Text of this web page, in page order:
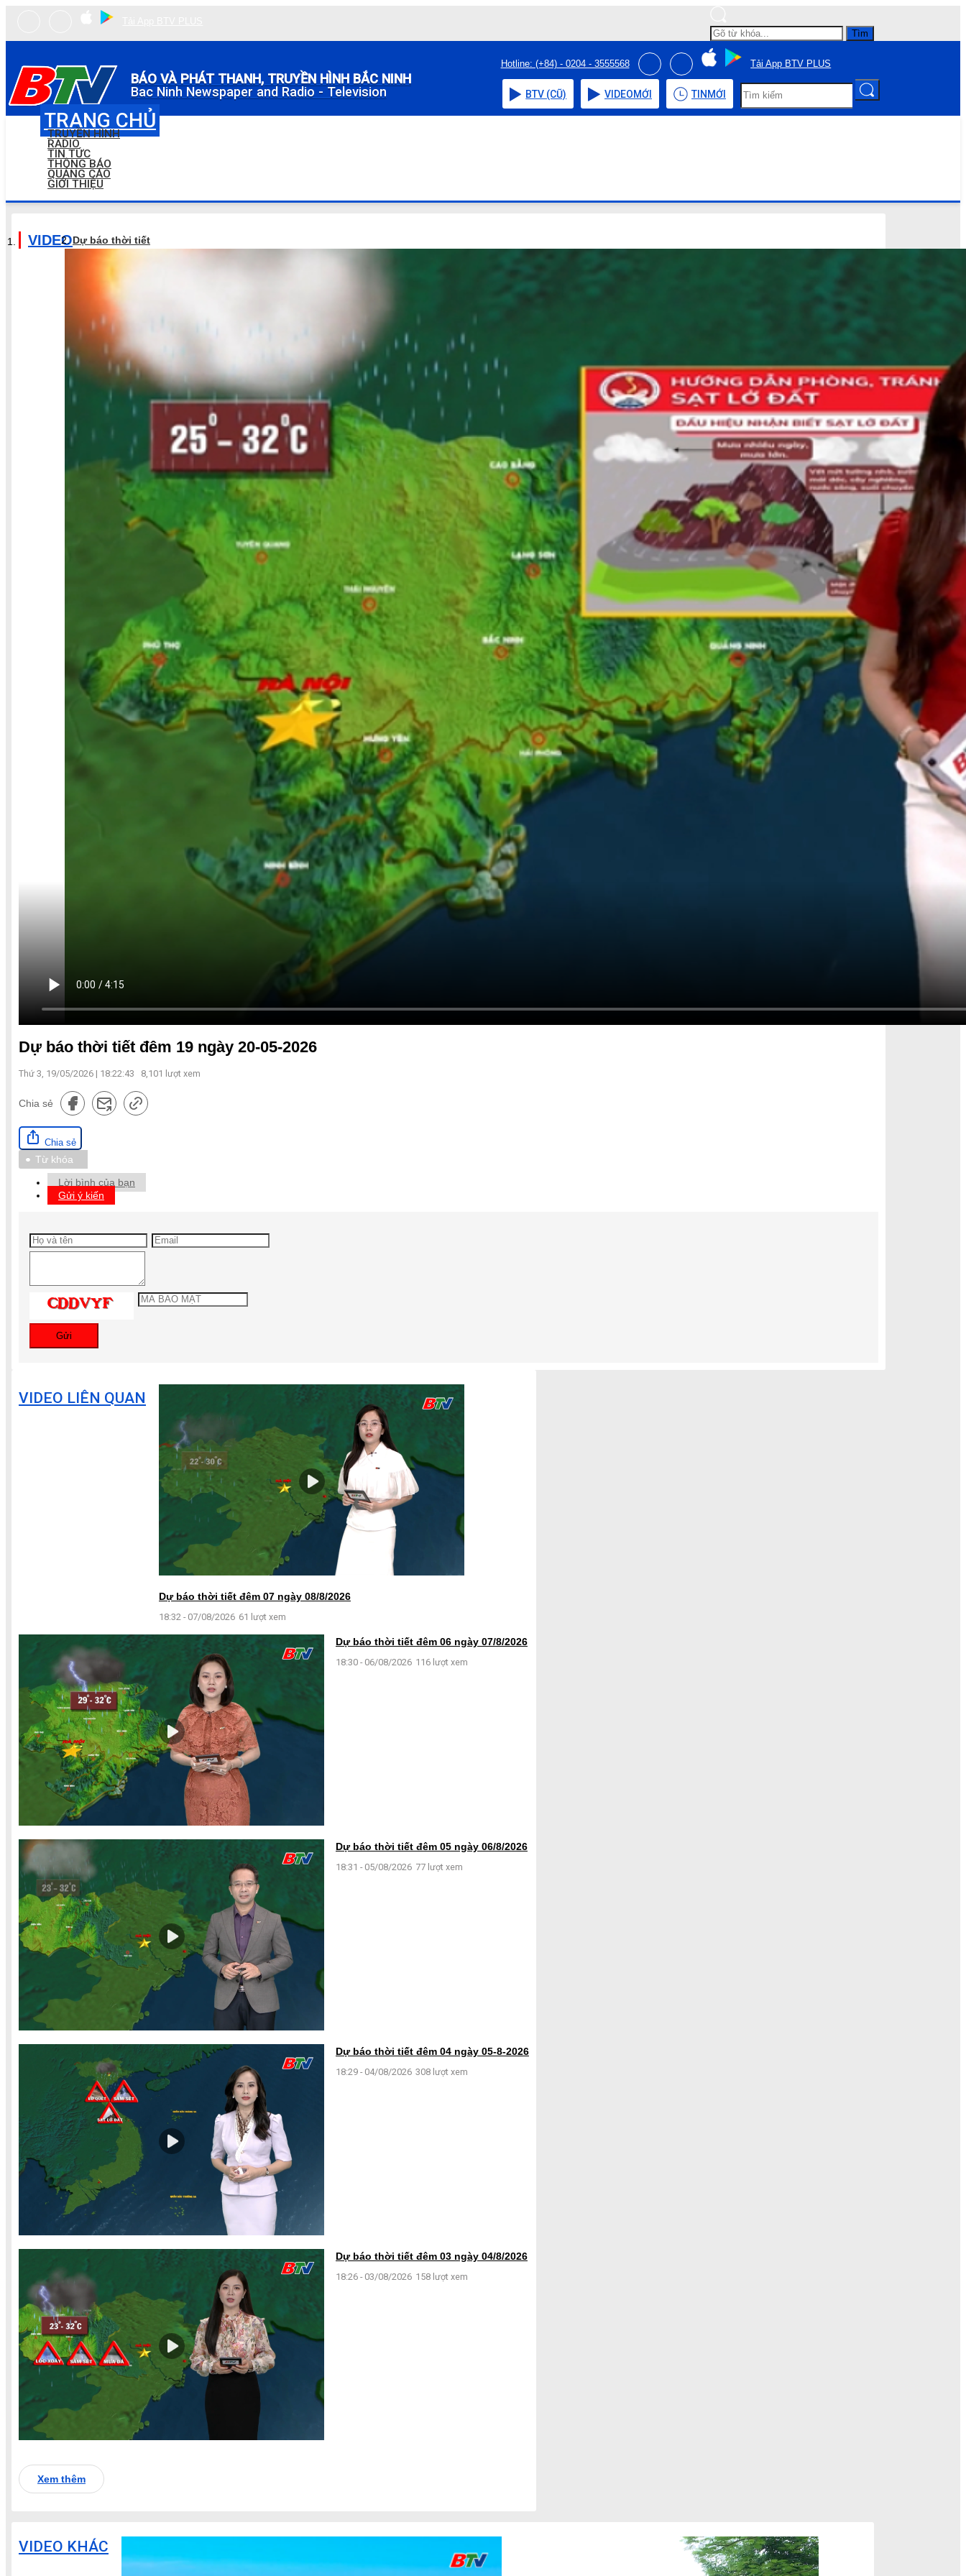
Tìm
BÁO VÀ PHÁT THANH, TRUYỀN HÌNH BẮC NINH
Bac Ninh Newspaper and Radio - Television
Hotline: (+84) - 0204 - 3555568 Tải App BTV PLUS
BTV (CŨ) VIDEOMỚI TIN MỚI
TRANG CHỦ
TRUYỀN HÌNH
RADIO
TIN TỨC
THÔNG BÁO
QUẢNG CÁO
GIỚI THIỆU
VIDEODự báo thời tiết
Dự báo thời tiết đêm 19 ngày 20-05-2026
Thứ 3, 19/05/2026 | 18:22:43 8,101 lượt xem
Chia sẻ
Chia sẻ
Từ khóa
Lời bình của bạn
Gửi ý kiến
Gửi
VIDEO LIÊN QUAN
Dự báo thời tiết đêm 07 ngày 08/8/2026
18:32 - 07/08/2026 61 lượt xem
Dự báo thời tiết đêm 06 ngày 07/8/2026
18:30 - 06/08/2026 116 lượt xem
Dự báo thời tiết đêm 05 ngày 06/8/2026
18:31 - 05/08/2026 77 lượt xem
Dự báo thời tiết đêm 04 ngày 05-8-2026
18:29 - 04/08/2026 308 lượt xem
Dự báo thời tiết đêm 03 ngày 04/8/2026
18:26 - 03/08/2026 158 lượt xem
Xem thêm
VIDEO KHÁC